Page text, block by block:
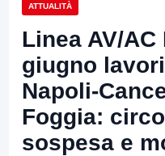
ATTUALITÀ
Linea AV/
giugno
Napoli-
Foggia:
sospesa e